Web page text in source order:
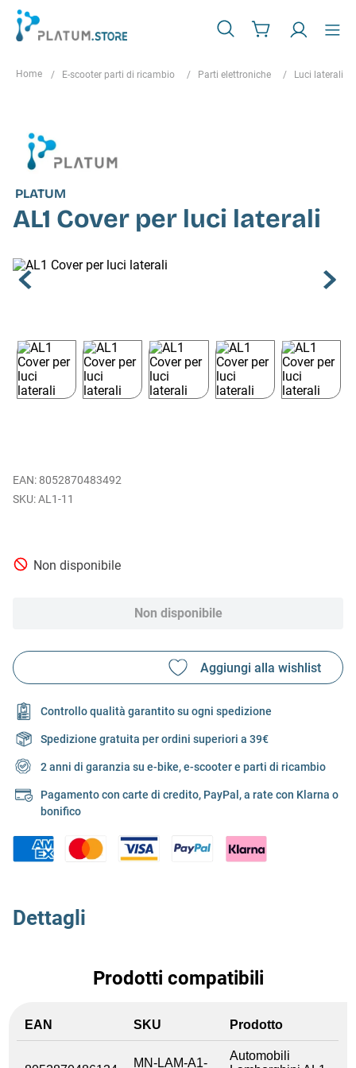
E-scooter parti di ricambio Parti elettroniche Luci laterali
PLATUM
AL1 Cover per luci laterali
EAN: 8052870483492
AL1-11
Non disponibile
Non disponibile
Controllo qualità garantito su ogni spedizione
Spedizione gratuita per ordini superiori a 39€
2 anni di garanzia su e-bike, e-scooter e parti di ricambio
Pagamento con carte di credito, PayPal, a rate con Klarna o
bonifico
Dettagli
Prodotti compatibili
EAN SKU Prodotto
MN-LAM-A1-
Automobili